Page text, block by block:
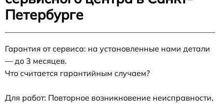
Петербурге
Гарантия от сервиса: на установленные нами детали
— до 3 месяцев.
Что считается гарантийным случаем?
Для работ: Повторное возникновение неисправности,